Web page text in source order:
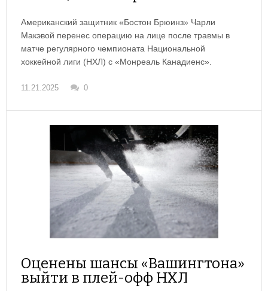
Американский защитник «Бостон Брюинз» Чарли
Макэвой перенес операцию на лице после травмы в
матче регулярного чемпионата Национальной
хоккейной лиги (НХЛ) с «Монреаль Канадиенс».
11.21.2025 0
Оценены шансы «Вашингтона»
выйти в плей-офф НХЛ